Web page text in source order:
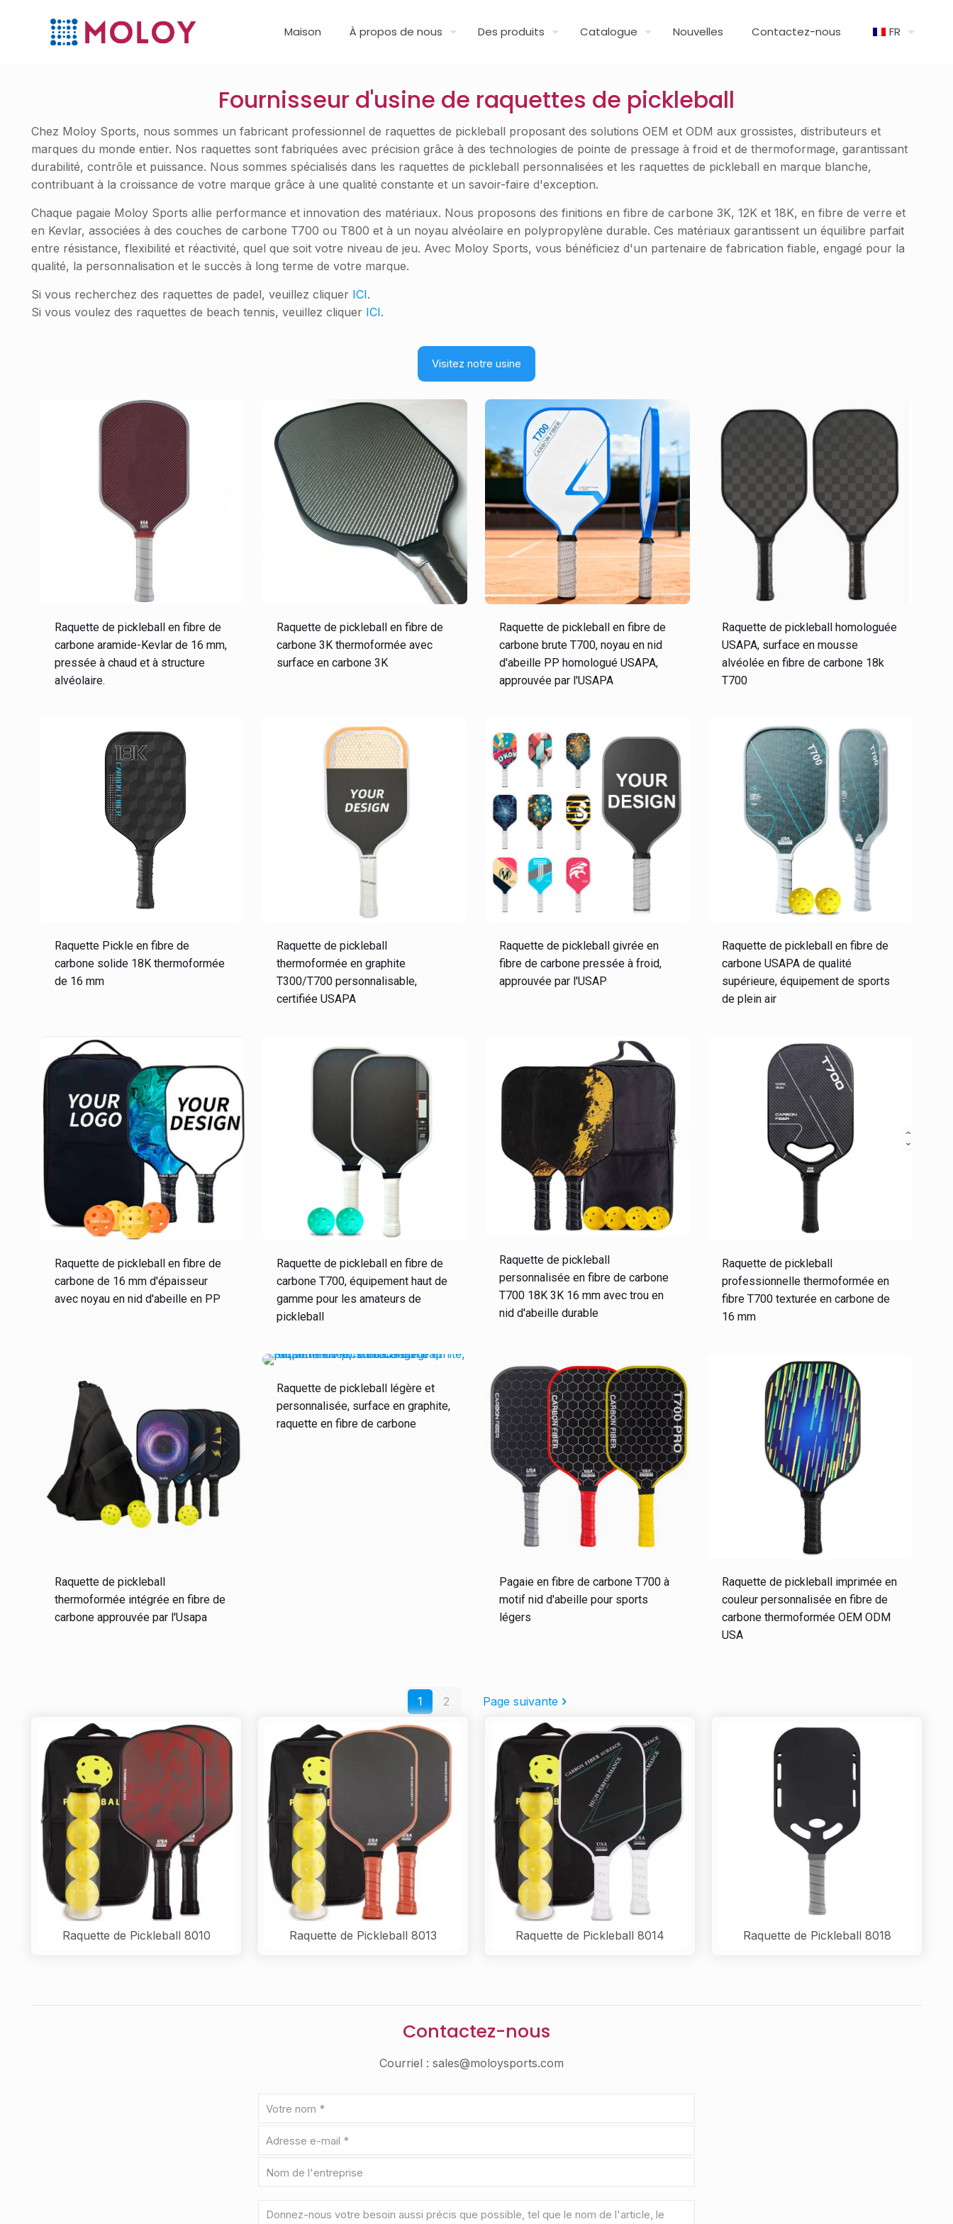
Maison À propos de nous Des produits Catalogue Nouvelles Contactez-nous FR
Fournisseur d'usine de raquettes de pickleball
Chez Moloy Sports, nous sommes un fabricant professionnel de raquettes de pickleball proposant des solutions OEM et ODM aux grossistes, distributeurs et
marques du monde entier. Nos raquettes sont fabriquées avec précision grâce à des technologies de pointe de pressage à froid et de thermoformage, garantissant
durabilité, contrôle et puissance. Nous sommes spécialisés dans les raquettes de pickleball personnalisées et les raquettes de pickleball en marque blanche,
contribuant à la croissance de votre marque grâce à une qualité constante et un savoir-faire d'exception.
Chaque pagaie Moloy Sports allie performance et innovation des matériaux. Nous proposons des finitions en fibre de carbone 3K, 12K et 18K, en fibre de verre et
en Kevlar, associées à des couches de carbone T700 ou T800 et à un noyau alvéolaire en polypropylène durable. Ces matériaux garantissent un équilibre parfait
entre résistance, flexibilité et réactivité, quel que soit votre niveau de jeu. Avec Moloy Sports, vous bénéficiez d'un partenaire de fabrication fiable, engagé pour la
qualité, la personnalisation et le succès à long terme de votre marque.
Si vous recherchez des raquettes de padel, veuillez cliquer ICI.
Si vous voulez des raquettes de beach tennis, veuillez cliquer ICI.
Visitez notre usine
Raquette de pickleball en fibre de
carbone aramide-Kevlar de 16 mm,
pressée à chaud et à structure
alvéolaire.
Raquette de pickleball en fibre de
carbone 3K thermoformée avec
surface en carbone 3K
Raquette de pickleball en fibre de
carbone brute T700, noyau en nid
d'abeille PP homologué USAPA,
approuvée par l'USAPA
Raquette de pickleball homologuée
USAPA, surface en mousse
alvéolée en fibre de carbone 18k
T700
Raquette Pickle en fibre de
carbone solide 18K thermoformée
de 16 mm
Raquette de pickleball
thermoformée en graphite
T300/T700 personnalisable,
certifiée USAPA
Raquette de pickleball givrée en
fibre de carbone pressée à froid,
approuvée par l'USAP
Raquette de pickleball en fibre de
carbone USAPA de qualité
supérieure, équipement de sports
de plein air
Raquette de pickleball en fibre de
carbone de 16 mm d'épaisseur
avec noyau en nid d'abeille en PP
Raquette de pickleball en fibre de
carbone T700, équipement haut de
gamme pour les amateurs de
pickleball
Raquette de pickleball
personnalisée en fibre de carbone
T700 18K 3K 16 mm avec trou en
nid d'abeille durable
Raquette de pickleball
professionnelle thermoformée en
fibre T700 texturée en carbone de
16 mm
Raquette de pickleball
thermoformée intégrée en fibre de
carbone approuvée par l'Usapa
Raquette de pickleball légère et
personnalisée, surface en graphite,
raquette en fibre de carbone
Pagaie en fibre de carbone T700 à
motif nid d'abeille pour sports
légers
Raquette de pickleball imprimée en
couleur personnalisée en fibre de
carbone thermoformée OEM ODM
USA
1 2 Page suivante
Raquette de Pickleball 8010 Raquette de Pickleball 8013 Raquette de Pickleball 8014 Raquette de Pickleball 8018
Contactez-nous
Courriel : sales@moloysports.com